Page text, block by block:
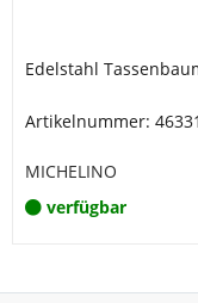
Edelstahl
Artikelnummer: 46331
MICHELINO
verfügbar